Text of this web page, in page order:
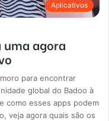
Aplicativos
uma agora
para encontrar
global do Badoo à
como esses apps podem
veja agora quais são os